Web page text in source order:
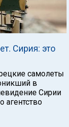
Сирия: это
самолеты
в
Сирии
агентство